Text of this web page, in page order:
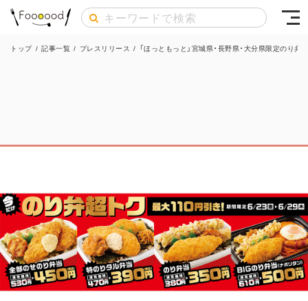
トップ / 記事一覧 / プレスリリース / 「ほっともっと」宮城県・長野県・大分県限定のり